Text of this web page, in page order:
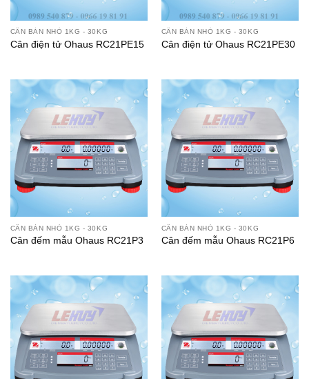
CÂN BÀN NHỎ 1KG - 30KG
Cân điện tử Ohaus RC21PE15
CÂN BÀN NHỎ 1KG - 30KG
Cân điện tử Ohaus RC21PE30
CÂN BÀN NHỎ 1KG - 30KG
Cân đếm mẫu Ohaus RC21P3
CÂN BÀN NHỎ 1KG - 30KG
Cân đếm mẫu Ohaus RC21P6